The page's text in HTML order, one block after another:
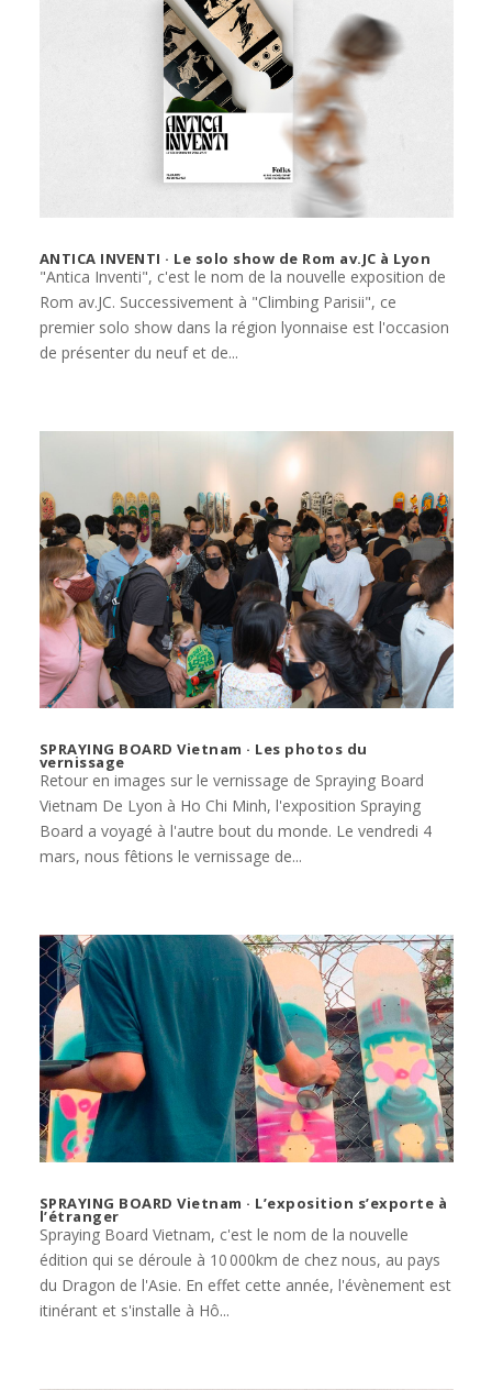
ANTICA INVENTI · Le solo show de Rom av.JC à Lyon
"Antica Inventi", c'est le nom de la nouvelle exposition de
Rom av.JC. Successivement à "Climbing Parisii", ce
premier solo show dans la région lyonnaise est l'occasion
de présenter du neuf et de...
SPRAYING BOARD Vietnam · Les photos du
vernissage
Retour en images sur le vernissage de Spraying Board
Vietnam De Lyon à Ho Chi Minh, l'exposition Spraying
Board a voyagé à l'autre bout du monde. Le vendredi 4
mars, nous fêtions le vernissage de...
SPRAYING BOARD Vietnam · L’exposition s’exporte à
l’étranger
Spraying Board Vietnam, c'est le nom de la nouvelle
édition qui se déroule à 10 000km de chez nous, au pays
du Dragon de l'Asie. En effet cette année, l'évènement est
itinérant et s'installe à Hô...